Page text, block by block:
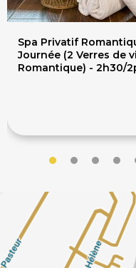
Spa Privatif
Journée (2 Verres de
Romantique) - 2h30/